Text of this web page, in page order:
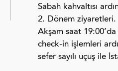
Sabah kahvaltısı
2. Dönem ziyaretleri.
Akşam saat
check-in işlemleri
sefer sayılı uçuş ile